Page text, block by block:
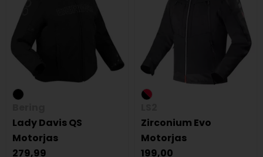
Lady Davis QS
Motorjas
279,99
Zirconium Evo
Motorjas
199,00